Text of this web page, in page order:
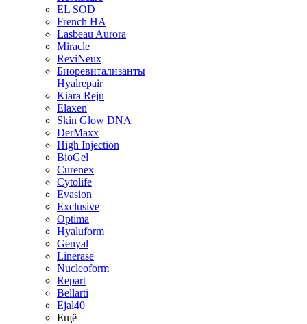
EL SOD
French HA
Lasbeau Aurora
Miracle
ReviNeux
Биоревитализанты
Hyalrepair
Kiara Reju
Elaxen
Skin Glow DNA
DerMaxx
High Injection
BioGel
Curenex
Cytolife
Evasion
Exclusive
Optima
Hyaluform
Genyal
Linerase
Nucleoform
Repart
Bellarti
Ejal40
Ещё